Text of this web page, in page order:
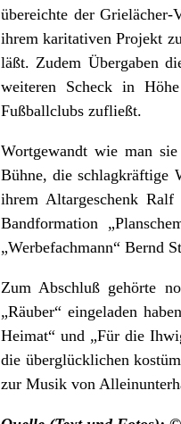
übereichte der
ihrem karitativen Projekt
läßt. Zudem Übergaben
weiteren Scheck in
Fußballclubs zufließt.
Wortgewandt wie man
Bühne, die schlagkräftige
ihrem Altargeschenk
Bandformation
„Werbefachmann“ Bernd
Zum Abschluß gehörte
„Räuber“ eingeladen
Heimat“ und „Für die
die überglücklichen
zur Musik von